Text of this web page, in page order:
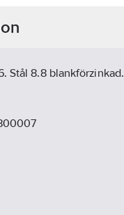
Stål 8.8 blankförzinkad.